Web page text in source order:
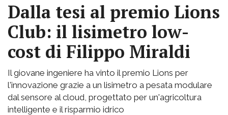
Dalla tesi al premio Lions
Club: il lisimetro low-
cost di Filippo Miraldi
Il giovane ingeniere ha vinto il premio Lions per
l'innovazione grazie a un lisimetro a pesata modulare
dal sensore al cloud, progettato per un'agricoltura
intelligente e il risparmio idrico